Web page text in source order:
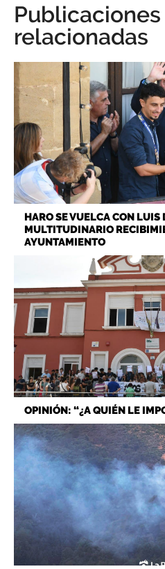
Publicaciones
relacionadas
HARO SE VUELCA CON LUIS
MULTITUDINARIO
AYUNTAMIENTO
OPINIÓN: “¿A QUIÉN LE